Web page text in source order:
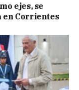
ejes, se
en Corrientes